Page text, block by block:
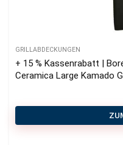
GRILLABDECKUNGEN
+ 15 % Kassenrabatt |
Ceramica Large Kamado